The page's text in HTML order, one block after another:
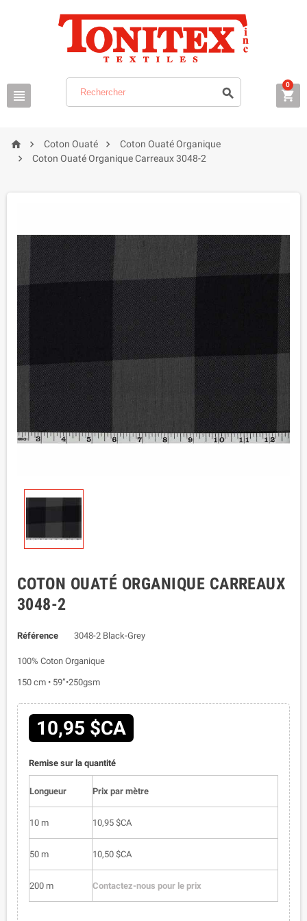
  
0
  Coton Ouaté  Coton Ouaté Organique
 Coton Ouaté Organique Carreaux 3048-2
COTON OUATÉ ORGANIQUE CARREAUX
3048-2
Référence 3048-2 Black-Grey
100% Coton Organique
150 cm • 59”•250gsm
10,95 $CA
Remise sur la quantité
Longueur Prix par mètre
10 m 10,95 $CA
50 m 10,50 $CA
200 m Contactez-nous pour le prix